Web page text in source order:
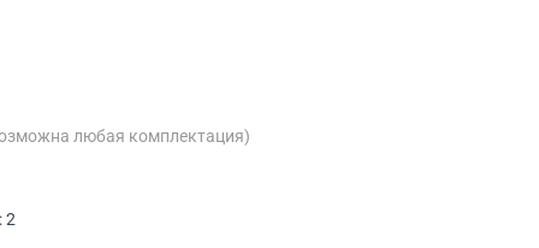
любая комплектация)
2